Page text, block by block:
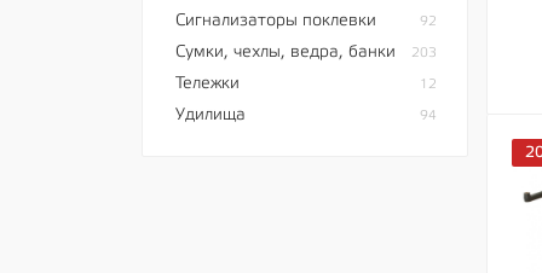
Сигнализаторы поклевки 92
Сумки, чехлы, ведра, банки 203
Тележки 12
Удилища 94